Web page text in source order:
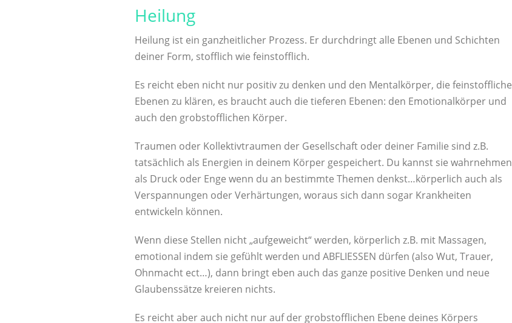
Heilung
Heilung ist ein ganzheitlicher Prozess. Er durchdringt alle Ebenen und Schichten
deiner Form, stofflich wie feinstofflich.
Es reicht eben nicht nur positiv zu denken und den Mentalkörper, die feinstoffliche
Ebenen zu klären, es braucht auch die tieferen Ebenen: den Emotionalkörper und
auch den grobstofflichen Körper.
Traumen oder Kollektivtraumen der Gesellschaft oder deiner Familie sind z.B.
tatsächlich als Energien in deinem Körper gespeichert. Du kannst sie wahrnehmen
als Druck oder Enge wenn du an bestimmte Themen denkst…körperlich auch als
Verspannungen oder Verhärtungen, woraus sich dann sogar Krankheiten
entwickeln können.
Wenn diese Stellen nicht „aufgeweicht“ werden, körperlich z.B. mit Massagen,
emotional indem sie gefühlt werden und ABFLIESSEN dürfen (also Wut, Trauer,
Ohnmacht ect…), dann bringt eben auch das ganze positive Denken und neue
Glaubenssätze kreieren nichts.
Es reicht aber auch nicht nur auf der grobstofflichen Ebene deines Körpers